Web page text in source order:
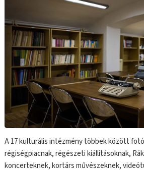
A 17 kulturális intézmény többek között
régiségpiacnak, régészeti kiállításoknak,
koncerteknek, kortárs művészeknek,